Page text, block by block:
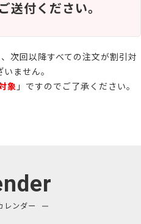
送付ください。
次回以降すべての注文が割引対
ません。
象 」ですのでご了承ください。
レンダー